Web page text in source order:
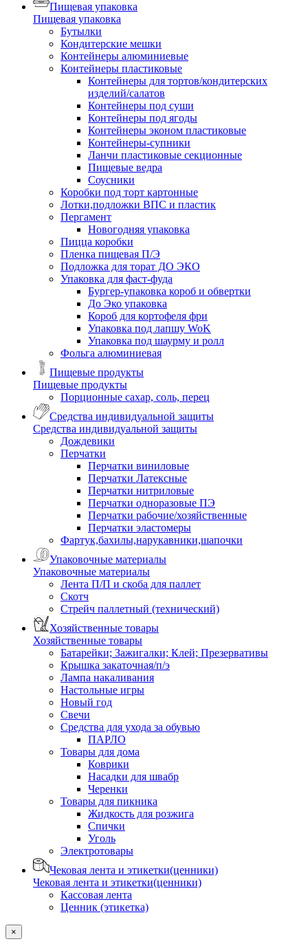
Пищевая упаковка
Пищевая упаковка
Бутылки
Кондитерские мешки
Контейнеры алюминиевые
Контейнеры пластиковые
Контейнеры для тортов/кондитерских
изделий/салатов
Контейнеры под суши
Контейнеры под ягоды
Контейнеры эконом пластиковые
Контейнеры-супники
Ланчи пластиковые секционные
Пищевые ведра
Соусники
Коробки под торт картонные
Лотки,подложки ВПС и пластик
Пергамент
Новогодняя упаковка
Пицца коробки
Пленка пищевая П/Э
Подложка для торат ДО ЭКО
Упаковка для фаст-фуда
Бургер-упаковка короб и обвертки
До Эко упаковка
Короб для кортофеля фри
Упаковка под лапшу WoK
Упаковка под шаурму и ролл
Фольга алюминиевая
Пищевые продукты
Пищевые продукты
Порционные сахар, соль, перец
Средства индивидуальной защиты
Средства индивидуальной защиты
Дождевики
Перчатки
Перчатки виниловые
Перчатки Латексные
Перчатки нитриловые
Перчатки одноразовые ПЭ
Перчатки рабочие/хозяйственные
Перчатки эластомеры
Фартук,бахилы,нарукавники,шапочки
Упаковочные материалы
Упаковочные материалы
Лента П/П и скоба для паллет
Скотч
Стрейч паллетный (технический)
Хозяйственные товары
Хозяйственные товары
Батарейки; Зажигалки; Клей; Презервативы
Крышка закаточная/п/э
Лампа накаливания
Настольные игры
Новый год
Свечи
Средства для ухода за обувью
ПАРЛО
Товары для дома
Коврики
Насадки для швабр
Черенки
Товары для пикника
Жидкость для розжига
Спички
Уголь
Электротовары
Чековая лента и этикетки(ценники)
Чековая лента и этикетки(ценники)
Кассовая лента
Ценник (этикетка)
×